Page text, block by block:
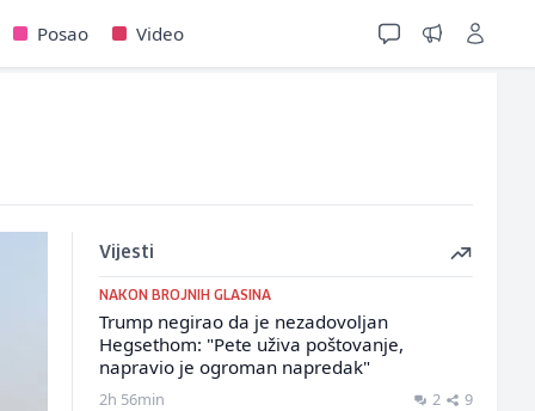
Posao Video
Vijesti
NAKON BROJNIH GLASINA
Trump negirao da je nezadovoljan
Hegsethom: "Pete uživa poštovanje,
napravio je ogroman napredak"
2h 56min 2 9